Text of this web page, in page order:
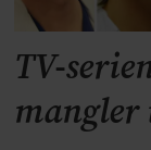
TV-
mangler